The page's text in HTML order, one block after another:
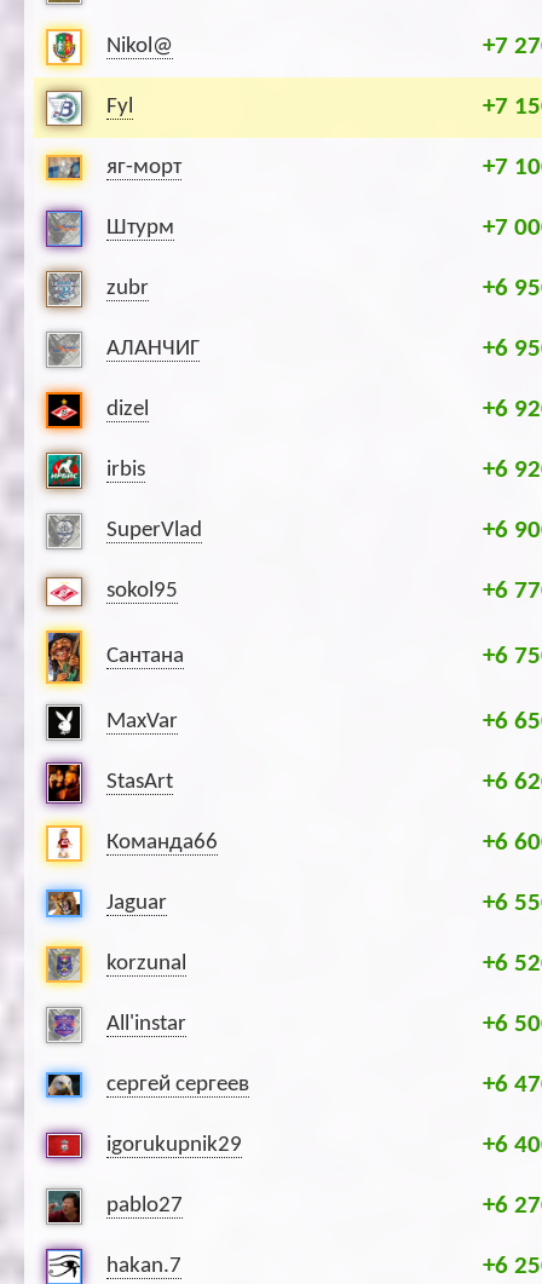
Nikol@ +7
Fyl +7
яг-морт +7
Штурм +7
zubr +6
АЛАНЧИГ +6
dizel +6
irbis +6
SuperVlad +6
sokol95 +6
Сантана +6
MaxVar +6
StasArt +6
Команда66 +6
Jaguar +6
korzunal +6
All'instar +6
сергей сергеев +6
igorukupnik29 +6
pablo27 +6
hakan.7 +6